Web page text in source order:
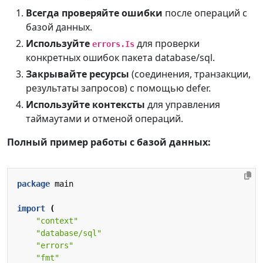
Всегда проверяйте ошибки после операций с
базой данных.
Используйте errors.Is для проверки
конкретных ошибок пакета database/sql.
Закрывайте ресурсы (соединения, транзакции,
результаты запросов) с помощью defer.
Используйте контексты для управления
таймаутами и отменой операций.
Полный пример работы с базой данных:
package main
import
(
"context"
"database/sql"
"errors"
"fmt"